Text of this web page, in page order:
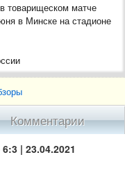
товарищеском матче
в Минске на стадионе
Комментарии
| 23.04.2021